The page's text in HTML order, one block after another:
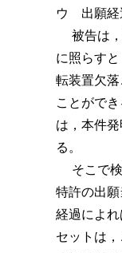
ウ 出願経
被告は，
に照らす
転装置欠
ことがで
は，本件
る。
そこで検
特許の出
経過によ
セットは